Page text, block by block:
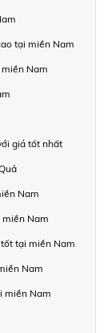
tại miền Nam
Nam
giá tốt nhất
Nam
miền Nam
tại miền Nam
Nam
miền Nam